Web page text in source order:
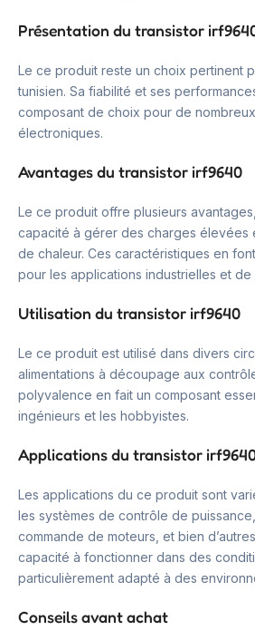
Présentation du transistor
Le ce produit reste un choix pertinent
tunisien. Sa fiabilité et ses
composant de choix pour de
électroniques.
Avantages du transistor irf9640
Le ce produit offre plusieurs
capacité à gérer des charges élevées
de chaleur. Ces caractéristiques en
pour les applications industrielles et de
Utilisation du transistor irf9640
Le ce produit est utilisé dans divers
alimentations à découpage aux
polyvalence en fait un composant
ingénieurs et les hobbyistes.
Applications du transistor
Les applications du ce produit sont
les systèmes de contrôle de
commande de moteurs, et bien
capacité à fonctionner dans des
particulièrement adapté à des
Conseils avant achat